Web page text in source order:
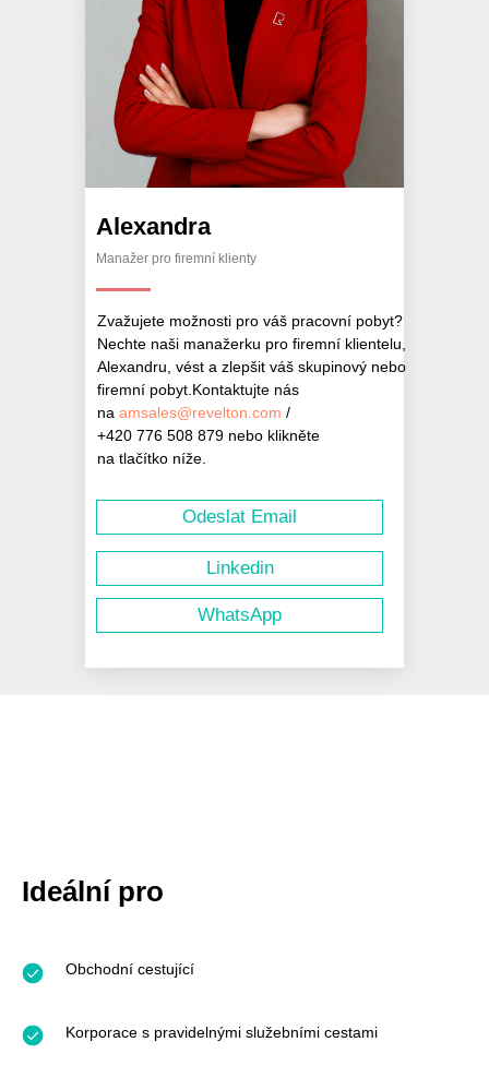
Manažer pro firemní klienty
Alexandra
Linkedin
WhatsApp
Odeslat Email
Zvažujete možnosti pro váš pracovní pobyt?
Nechte naši manažerku pro firemní klientelu,
Alexandru, vést a zlepšit váš skupinový nebo
firemní pobyt.Kontaktujte nás
na amsales@revelton.com /
+420 776 508 879 nebo klikněte
na tlačítko níže.
Ideální pro
Obchodní cestující
Korporace s pravidelnými služebními cestami